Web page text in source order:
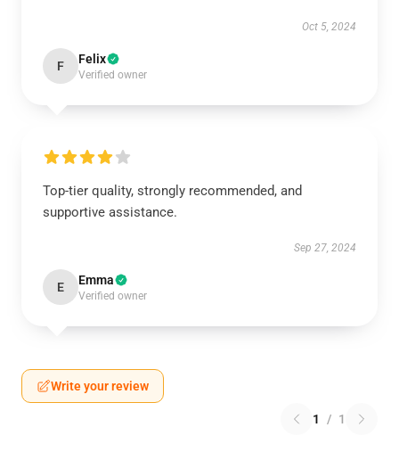
Oct 5, 2024
F Felix
Verified owner
Top-tier quality, strongly recommended, and
supportive assistance.
Sep 27, 2024
E Emma
Verified owner
Write your review
1 / 1